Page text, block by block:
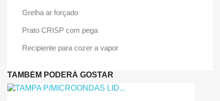
Grelha ar forçado
Prato CRISP com pega
Recipiente para cozer a vapor
TAMBÉM PODERÁ GOSTAR